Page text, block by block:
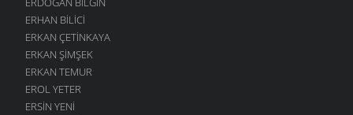
ERHAN BILICI
ERKAN ÇETINKAYA
ERKAN ŞIMŞEK
ERKAN TEMUR
EROL YETER
ERSIN YENI